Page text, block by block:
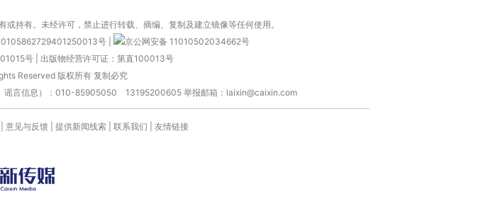
持有。未经许可，禁止进行转载、摘编、复制及建立镜像等任何使用。
号
京公网安备 11010502034662号
号| 出版物经营许可证：第直100013号
Reserved 版权所有 复制必究
谣言信息）：010-85905050 13195200605 举报邮箱：laixin@caixin.com
意见与反馈 提供新闻线索 联系我们 友情链接